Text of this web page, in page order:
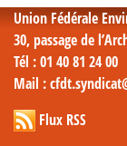
Union Fédérale
30, passage de
Tél : 01 40 81 24 00
Mail :
Flux RSS